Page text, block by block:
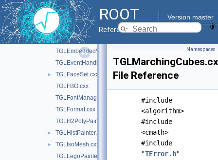
ROOT
Version master
Reference Guide
TGLContext.cxx
TGLContextPrivate.cxx
TGLContextPrivate.h
► TGLCylinder.cxx
TGLEmbeddedViewer.cxx
TGLEventHandler.cxx
►
TGLFaceSet.cxx
TGLFBO.cxx
TGLFontManager.cxx
TGLFormat.cxx
TGLH2PolyPainter.cxx
► TGLHistPainter.cxx
►
TGLIsoMesh.cxx
TGLLegoPainter.cxx
Namespaces
File Reference
#include
<algorithm>
#include
<cmath>
#include
"TError.h"